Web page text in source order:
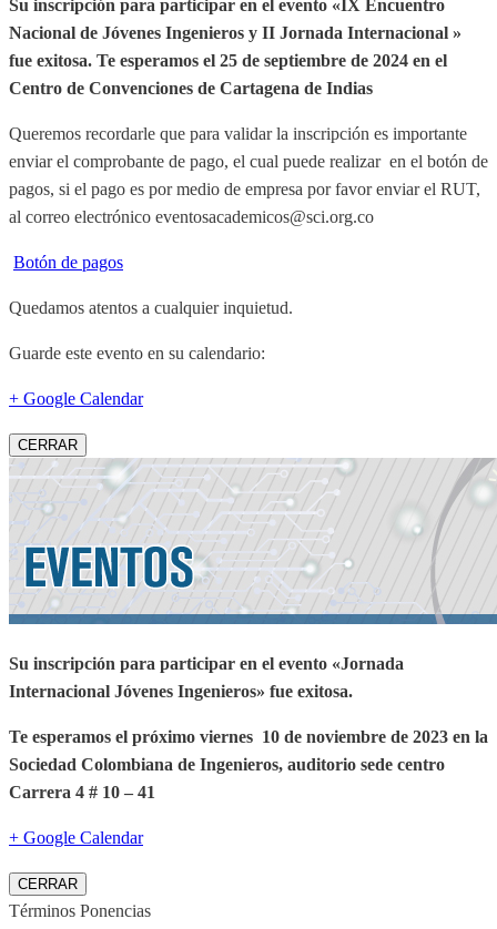
Su inscripción para participar en el evento «IX Encuentro
Nacional de Jóvenes Ingenieros y II Jornada Internacional »
fue exitosa. Te esperamos el 25 de septiembre de 2024 en el
Centro de Convenciones de Cartagena de Indias
Queremos recordarle que para validar la inscripción es importante
enviar el comprobante de pago, el cual puede realizar en el botón de
pagos, si el pago es por medio de empresa por favor enviar el RUT,
al correo electrónico eventosacademicos@sci.org.co
Botón de pagos
Quedamos atentos a cualquier inquietud.
Guarde este evento en su calendario:
+ Google Calendar
CERRAR
Su inscripción para participar en el evento «Jornada
Internacional Jóvenes Ingenieros» fue exitosa.
Te esperamos el próximo viernes 10 de noviembre de 2023 en la
Sociedad Colombiana de Ingenieros, auditorio sede centro
Carrera 4 # 10 – 41
+ Google Calendar
CERRAR
Términos Ponencias